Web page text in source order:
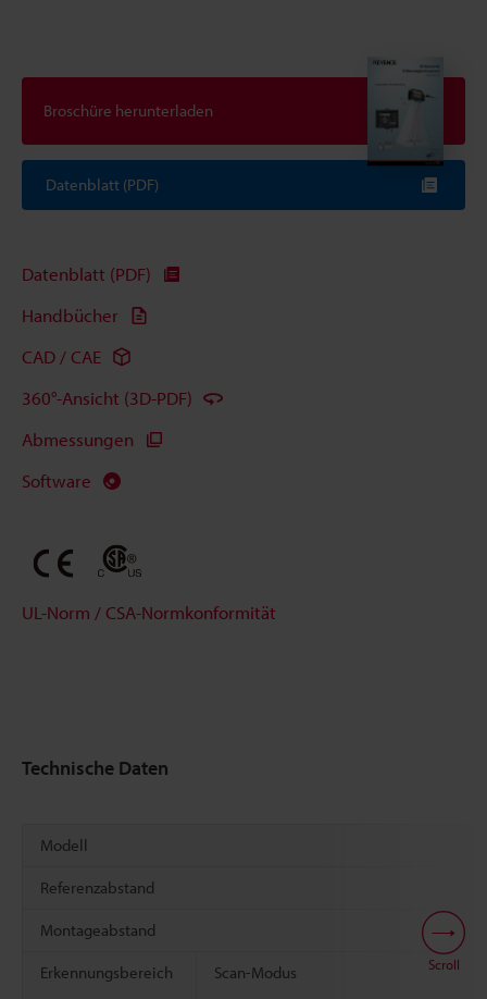
Broschüre herunterladen
Datenblatt (PDF)
Datenblatt (PDF)
Handbücher
CAD / CAE
360°-Ansicht (3D-PDF)
Abmessungen
Software
UL-Norm / CSA-Normkonformität
Technische Daten
Modell
Referenzabstand
Montageabstand
Erkennungsbereich Scan-Modus Scroll